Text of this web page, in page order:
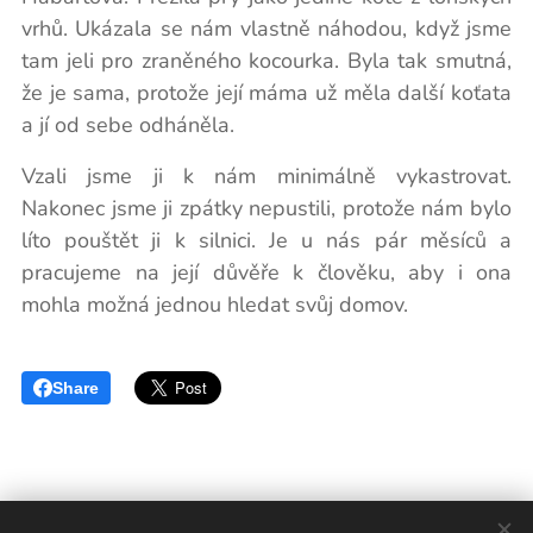
vrhů. Ukázala se nám vlastně náhodou, když jsme
tam jeli pro zraněného kocourka. Byla tak smutná,
že je sama, protože její máma už měla další koťata
a jí od sebe odháněla.
Vzali jsme ji k nám minimálně vykastrovat.
Nakonec jsme ji zpátky nepustili, protože nám bylo
líto pouštět ji k silnici. Je u nás pár měsíců a
pracujeme na její důvěře k člověku, aby i ona
mohla možná jednou hledat svůj domov.
Share